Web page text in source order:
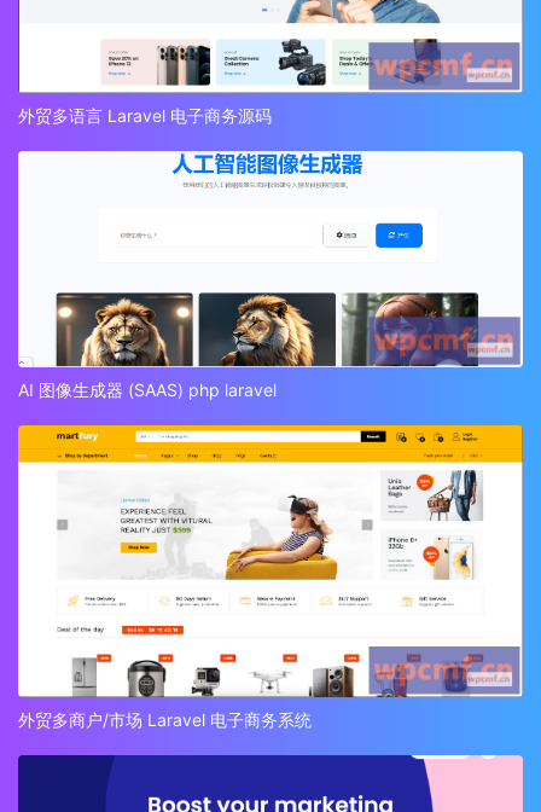
外贸多语言 Laravel 电子商务源码
AI 图像生成器 (SAAS) php laravel
外贸多商户/市场 Laravel 电子商务系统